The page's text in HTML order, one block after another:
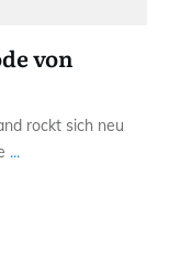
von
rockt sich neu
...